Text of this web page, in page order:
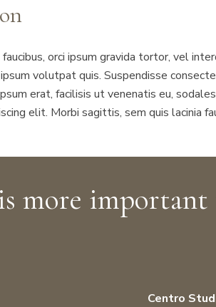
orci ipsum gravida tortor, vel
volutpat quis. Suspendisse
erat, facilisis ut venenatis eu,
elit. Morbi sagittis, sem quis lacinia
more important
Centro